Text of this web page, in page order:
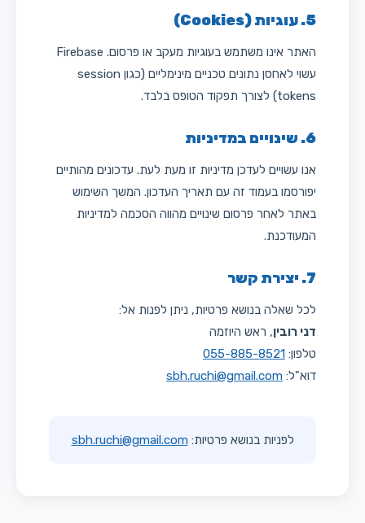
5. עוגיות (Cookies)
האתר אינו משתמש בעוגיות מעקב או פרסום. Firebase
עשוי לאחסן נתונים טכניים מינימליים (כגון session
tokens) לצורך תפקוד הטופס בלבד.
6. שינויים במדיניות
אנו עשויים לעדכן מדיניות זו מעת לעת. עדכונים מהותיים
יפורסמו בעמוד זה עם תאריך העדכון. המשך השימוש
באתר לאחר פרסום שינויים מהווה הסכמה למדיניות
המעודכנת.
7. יצירת קשר
לכל שאלה בנושא פרטיות, ניתן לפנות אל:
דני רובין, ראש היוזמה
טלפון: 055-885-8521
דוא"ל: sbh.ruchi@gmail.com
לפניות בנושא פרטיות:sbh.ruchi@gmail.com